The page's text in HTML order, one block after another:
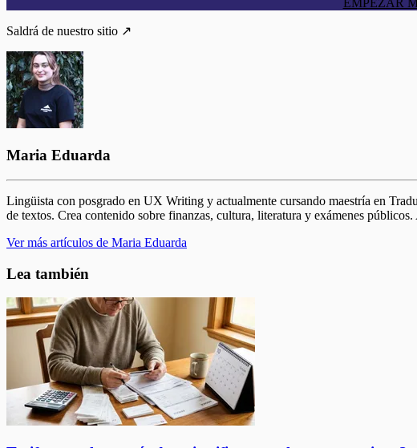
EMPEZAR
Saldrá de nuestro sitio ↗
Maria Eduarda
Lingüista con posgrado en UX Writing y actualmente cursando maestría en
de textos. Crea contenido sobre finanzas, cultura, literatura y exámenes
Ver más artículos de Maria Eduarda
Lea también